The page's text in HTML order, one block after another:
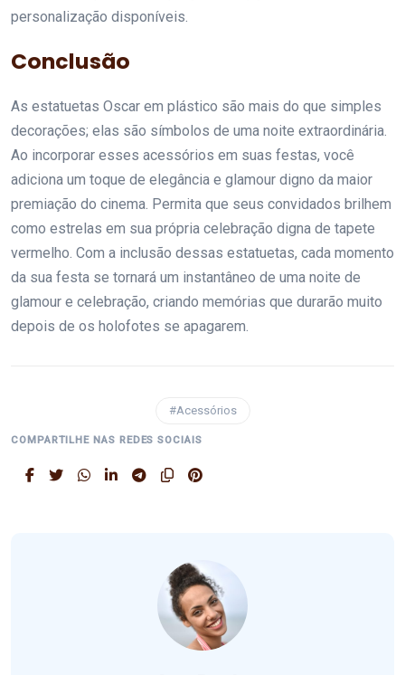
personalização disponíveis.
Conclusão
As estatuetas Oscar em plástico são mais do que simples
decorações; elas são símbolos de uma noite extraordinária.
Ao incorporar esses acessórios em suas festas, você
adiciona um toque de elegância e glamour digno da maior
premiação do cinema. Permita que seus convidados brilhem
como estrelas em sua própria celebração digna de tapete
vermelho. Com a inclusão dessas estatuetas, cada momento
da sua festa se tornará um instantâneo de uma noite de
glamour e celebração, criando memórias que durarão muito
depois de os holofotes se apagarem.
#Acessórios
COMPARTILHE NAS REDES SOCIAIS